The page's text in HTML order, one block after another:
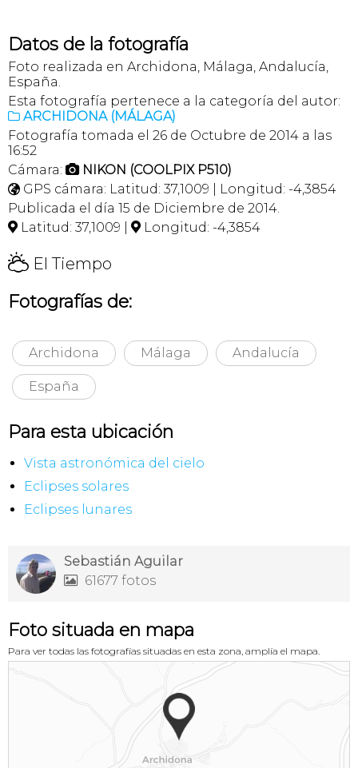
Datos de la fotografía
Foto realizada en Archidona, Málaga, Andalucía,
España.
Esta fotografía pertenece a la categoría del autor:
 ARCHIDONA (MÁLAGA)
Fotografía tomada el 26 de Octubre de 2014 a las
16:52
Cámara:  NIKON (COOLPIX P510)
 GPS cámara: Latitud: 37,1009 | Longitud: -4,3854
Publicada el día 15 de Diciembre de 2014.
 Latitud: 37,1009 |  Longitud: -4,3854
H El Tiempo
Fotografías de:
Archidona Málaga Andalucía
España
Para esta ubicación
Vista astronómica del cielo
Eclipses solares
Eclipses lunares
Sebastián Aguilar
 61677 fotos
Foto situada en mapa
Para ver todas las fotografías situadas en esta zona, amplía el mapa.